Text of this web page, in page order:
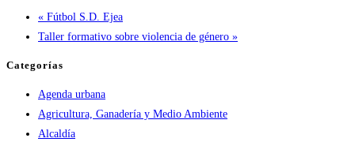
« Fútbol S.D. Ejea
Taller formativo sobre violencia de género »
Categorías
Agenda urbana
Agricultura, Ganadería y Medio Ambiente
Alcaldía